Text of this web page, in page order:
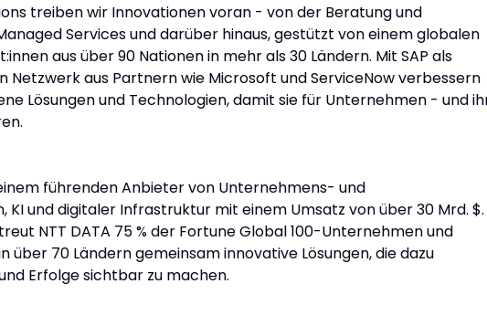
treiben wir Innovationen voran - von der Beratung und
Services und darüber hinaus, gestützt von einem globalen
aus über 90 Nationen in mehr als 30 Ländern. Mit SAP als
Netzwerk aus Partnern wie Microsoft und ServiceNow verbessern
Lösungen und Technologien, damit sie für Unternehmen - und
führenden Anbieter von Unternehmens- und
KI und digitaler Infrastruktur mit einem Umsatz von über 30 Mrd. $.
NTT DATA 75 % der Fortune Global 100-Unternehmen und
über 70 Ländern gemeinsam innovative Lösungen, die dazu
Erfolge sichtbar zu machen.